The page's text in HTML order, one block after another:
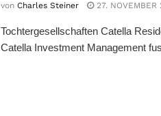
von Charles Steiner 27. NOVEMBER
Tochtergesellschaften Catella
Catella Investment Management